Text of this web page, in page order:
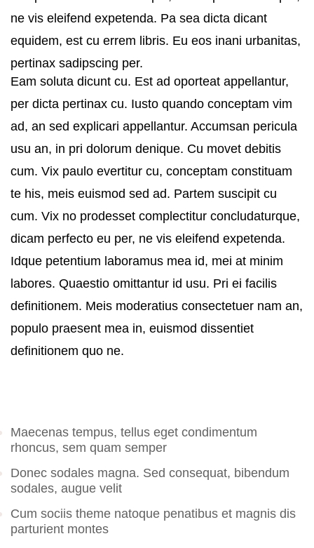
ne vis eleifend expetenda. Pa sea dicta dicant
equidem, est cu errem libris. Eu eos inani urbanitas,
pertinax sadipscing per.
Eam soluta dicunt cu. Est ad oporteat appellantur,
per dicta pertinax cu. Iusto quando conceptam vim
ad, an sed explicari appellantur. Accumsan pericula
usu an, in pri dolorum denique. Cu movet debitis
cum. Vix paulo evertitur cu, conceptam constituam
te his, meis euismod sed ad. Partem suscipit cu
cum. Vix no prodesset complectitur concludaturque,
dicam perfecto eu per, ne vis eleifend expetenda.
Idque petentium laboramus mea id, mei at minim
labores. Quaestio omittantur id usu. Pri ei facilis
definitionem. Meis moderatius consectetuer nam an,
populo praesent mea in, euismod dissentiet
definitionem quo ne.
Maecenas tempus, tellus eget condimentum
rhoncus, sem quam semper
Donec sodales magna. Sed consequat, bibendum
sodales, augue velit
Cum sociis theme natoque penatibus et magnis dis
parturient montes